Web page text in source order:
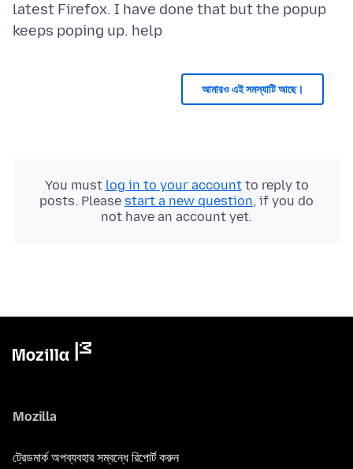
latest Firefox. I have done that but the popup
আমারও এই সমস্যাটি আছে।
You must log in to your accountto reply to
posts. Please start a new question, if you do
not have an account yet.
Mozilla
ট্রেডমার্ক অপব্যবহার সম্বন্ধে রিপোর্ট করুন